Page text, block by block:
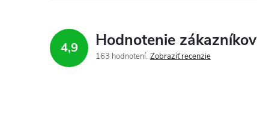
4,9 Hodnotenie zákazníkov
163 hodnotení Zobraziť recenzie